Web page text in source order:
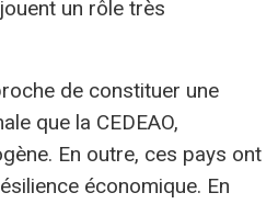
un rôle très
de constituer une
que la CEDEAO,
En outre, ces pays ont
économique. En